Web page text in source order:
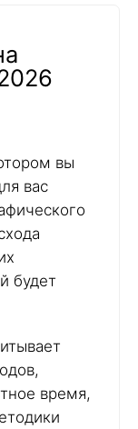
вы
вас
будет
время,